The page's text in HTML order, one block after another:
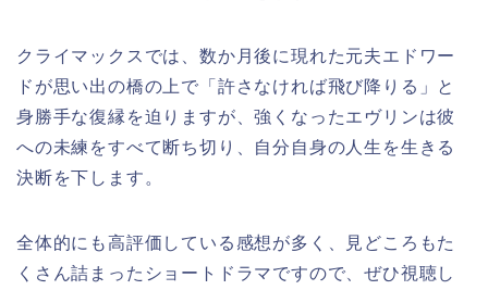
クライマックスでは、数か月後に現れた元夫エドワー
ドが思い出の橋の上で「許さなければ飛び降りる」と
身勝手な復縁を迫りますが、強くなったエヴリンは彼
への未練をすべて断ち切り、自分自身の人生を生きる
決断を下します。
全体的にも高評価している感想が多く、見どころもた
くさん詰まったショートドラマですので、ぜひ視聴し